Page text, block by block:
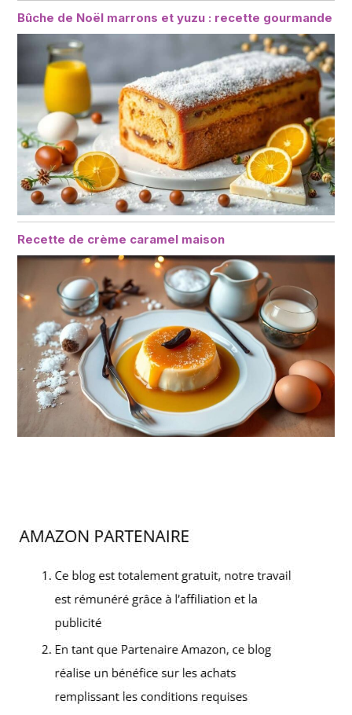
Bûche de Noël marrons et yuzu : recette gourmande
Recette de crème caramel maison